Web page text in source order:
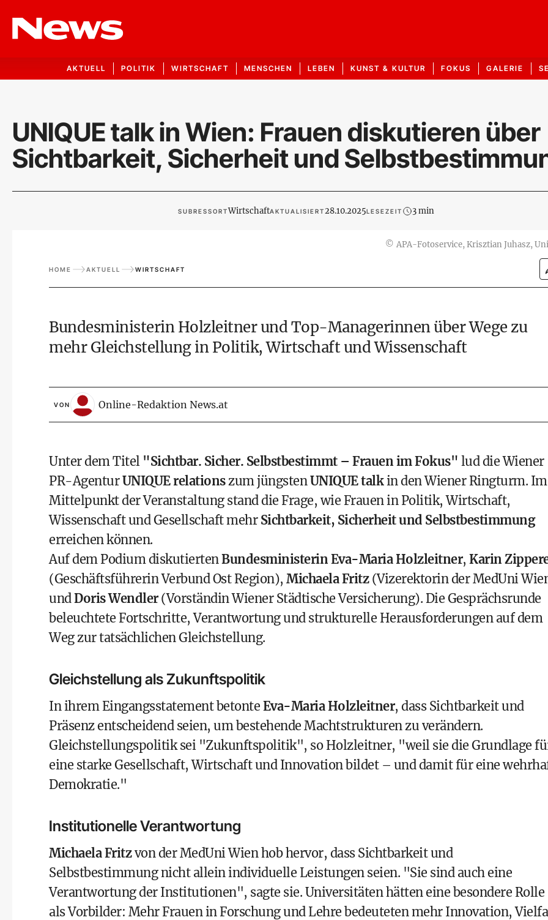
AKTUELL POLITIK WIRTSCHAFT MENSCHEN LEBEN KUNST & KULTUR FOKUS GALERIE
UNIQUE talk in Wien: Frauen diskutieren über
Sichtbarkeit, Sicherheit und
SUBRESSORTWirtschaftAKTUALISIERT28.10.2025LESEZEIT 3 min
© APA-Fotoservice, Krisztian Juhasz,
HOME AKTUELL WIRTSCHAFT
Bundesministerin Holzleitner und Top-Managerinnen über Wege zu
mehr Gleichstellung in Politik, Wirtschaft und Wissenschaft
VON Online-Redaktion News.at
Unter dem Titel "Sichtbar. Sicher. Selbstbestimmt – Frauen im Fokus" lud die Wiener
PR-AgenturUNIQUE relationszum jüngstenUNIQUE talkin den Wiener Ringturm. Im
Mittelpunkt der Veranstaltung stand die Frage, wie Frauen in Politik, Wirtschaft,
Wissenschaft und Gesellschaft mehr Sichtbarkeit, Sicherheit und Selbstbestimmung
erreichen können.
Auf dem Podium diskutiertenBundesministerin Eva-Maria Holzleitner, Karin
(Geschäftsführerin Verbund Ost Region), Michaela Fritz(Vizerektorin der MedUni
undDoris Wendler(Vorständin Wiener Städtische Versicherung). Die Gesprächsrunde
beleuchtete Fortschritte, Verantwortung und strukturelle Herausforderungen auf dem
Weg zur tatsächlichen Gleichstellung.
Gleichstellung als Zukunftspolitik
In ihrem Eingangsstatement betonte Eva-Maria Holzleitner, dass Sichtbarkeit und
Präsenz entscheidend seien, um bestehende Machtstrukturen zu verändern.
Gleichstellungspolitik sei "Zukunftspolitik", so Holzleitner, "weil sie die Grundlage
eine starke Gesellschaft, Wirtschaft und Innovation bildet – und damit für eine
Demokratie."
Institutionelle Verantwortung
Michaela Fritzvon der MedUni Wien hob hervor, dass Sichtbarkeit und
Selbstbestimmung nicht allein individuelle Leistungen seien. "Sie sind auch eine
Verantwortung der Institutionen", sagte sie. Universitäten hätten eine besondere Rolle
als Vorbilder: Mehr Frauen in Forschung und Lehre bedeuteten mehr Innovation,